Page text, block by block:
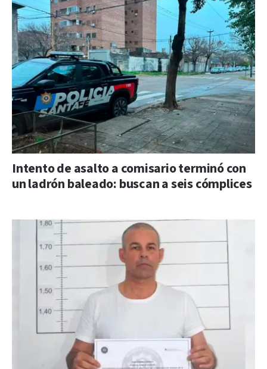
Intento de asalto a comisario terminó con
un ladrón baleado: buscan a seis cómplices